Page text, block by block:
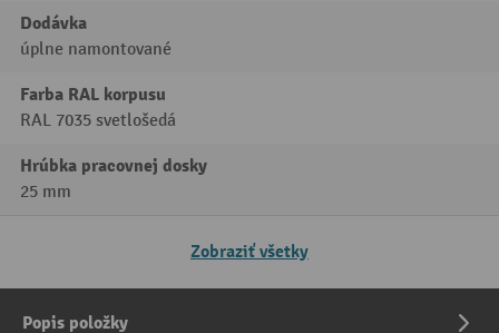
Dodávka
úplne namontované
Farba RAL korpusu
RAL 7035 svetlošedá
Hrúbka pracovnej dosky
25 mm
Zobraziť všetky
Popis položky